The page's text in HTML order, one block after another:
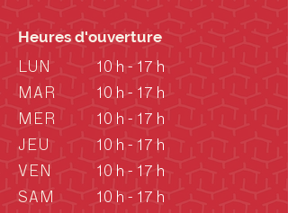
Heures d'ouverture
LUN
MAR
MER
JEU
VEN
SAM
10 h - 17 h
10 h - 17 h
10 h - 17 h
10 h - 17 h
10 h - 17 h
10 h - 17 h